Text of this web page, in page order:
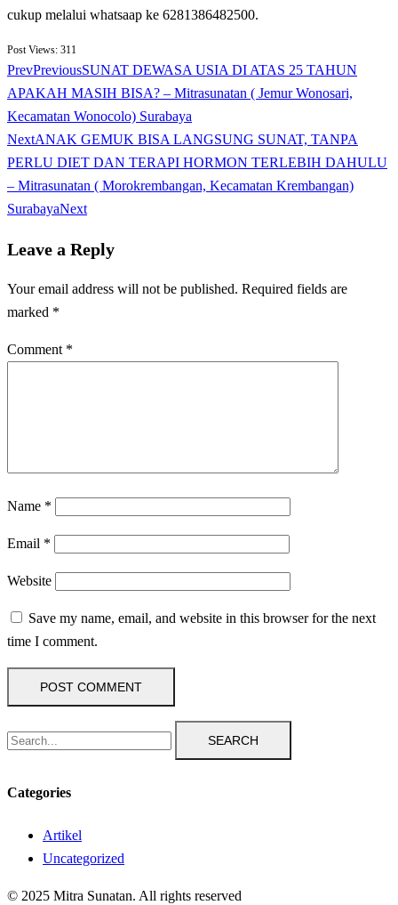
cukup melalui whatsaap ke 6281386482500.
Post Views: 311
PrevPreviousSUNAT DEWASA USIA DI ATAS 25 TAHUN
APAKAH MASIH BISA? – Mitrasunatan ( Jemur Wonosari,
Kecamatan Wonocolo) Surabaya
NextANAK GEMUK BISA LANGSUNG SUNAT, TANPA
PERLU DIET DAN TERAPI HORMON TERLEBIH DAHULU
– Mitrasunatan ( Morokrembangan, Kecamatan Krembangan)
SurabayaNext
Leave a Reply
Your email address will not be published. Required fields are
marked *
Comment *
Name *
Email *
Website
Save my name, email, and website in this browser for the next
time I comment.
SEARCH
Categories
Artikel
Uncategorized
© 2025 Mitra Sunatan. All rights reserved